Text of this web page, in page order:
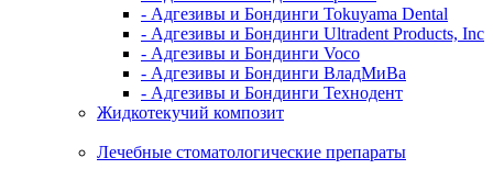
- Адгезивы и Бондинги Tokuyama Dental
- Адгезивы и Бондинги Ultradent Products, Inc
- Адгезивы и Бондинги Voco
- Адгезивы и Бондинги ВладМиВа
- Адгезивы и Бондинги Технодент
Жидкотекучий композит
Лечебные стоматологические препараты